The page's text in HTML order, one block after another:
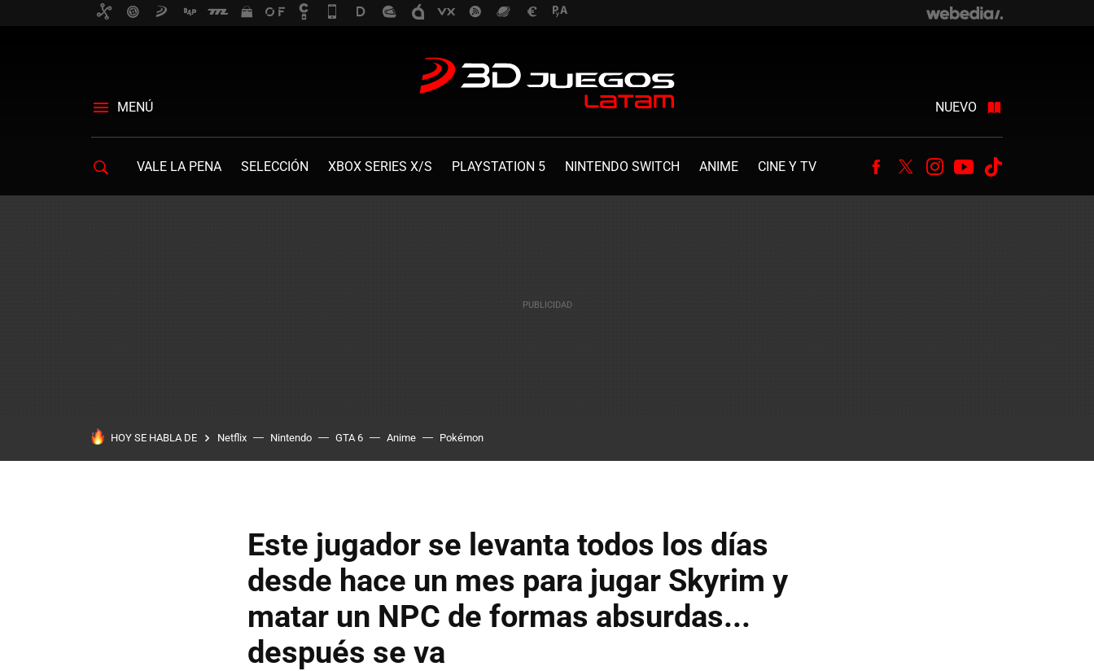
MENÚ NUEVO
VALE LA PENA SELECCIÓN XBOX SERIES X/S PLAYSTATION 5 NINTENDO SWITCH ANIME CINE Y TV Facebook
TwitterInstagram
Youtube
HOY SE HABLA DE Netflix Nintendo GTA 6 Anime Pokémon
Este jugador se levanta todos los días
desde hace un mes para jugar Skyrim y
matar un NPC de formas absurdas...
después se va